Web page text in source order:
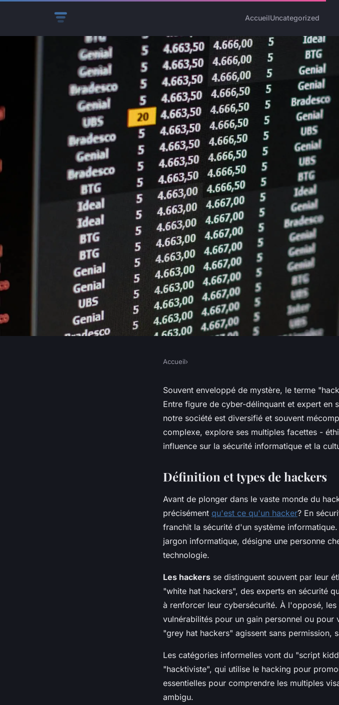
AccueilUncategorized
Qu'est ce qu'un hacker : ses
formes et son rôle dans la
Accueil›
Souvent enveloppé de mystère, le terme
Entre figure de cyber-délinquant et expert en
notre société est diversifié et souvent
complexe, explore ses multiples facettes -
influence sur la sécurité informatique et la
Définition et types de hackers
Avant de plonger dans le vaste monde du
précisément qu'est ce qu'un hacker? En
franchit la sécurité d'un système
jargon informatique, désigne une personne
technologie.
Les hackers se distinguent souvent par leur
"white hat hackers", des experts en sécurité
à renforcer leur cybersécurité. À l'opposé,
vulnérabilités pour un gain personnel ou
"grey hat hackers" agissent sans permission,
Les catégories informelles vont du "script
"hacktiviste", qui utilise le hacking pour
essentielles pour comprendre les multiples
ambigu.